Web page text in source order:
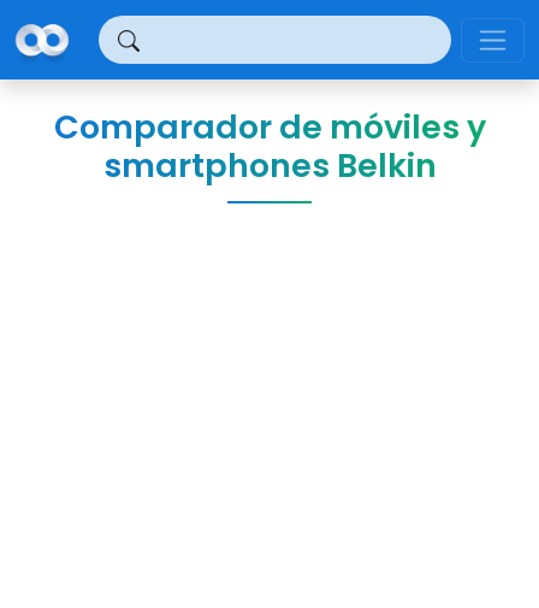
Comparador de móviles y
smartphones Belkin
Panel de gestión de cookies